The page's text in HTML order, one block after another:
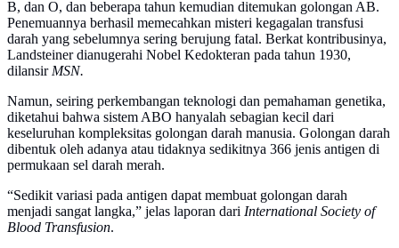
B, dan O, dan beberapa tahun kemudian ditemukan golongan AB.
Penemuannya berhasil memecahkan misteri kegagalan transfusi
darah yang sebelumnya sering berujung fatal. Berkat kontribusinya,
Landsteiner dianugerahi Nobel Kedokteran pada tahun 1930,
dilansir MSN.
Namun, seiring perkembangan teknologi dan pemahaman genetika,
diketahui bahwa sistem ABO hanyalah sebagian kecil dari
keseluruhan kompleksitas golongan darah manusia. Golongan darah
dibentuk oleh adanya atau tidaknya sedikitnya 366 jenis antigen di
permukaan sel darah merah.
“Sedikit variasi pada antigen dapat membuat golongan darah
menjadi sangat langka,” jelas laporan dari International Society of
Blood Transfusion.